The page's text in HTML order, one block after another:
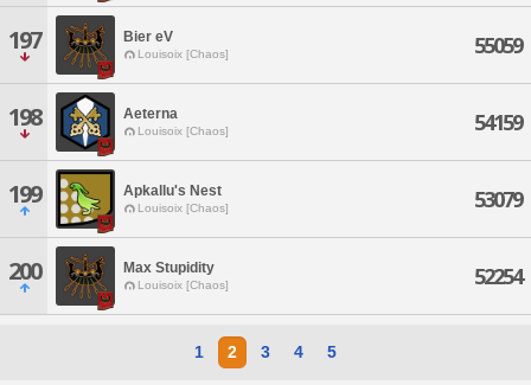
197 Bier eV
Louisoix [Chaos] 55059
198 Aeterna
Louisoix [Chaos] 54159
199 Apkallu's Nest
Louisoix [Chaos] 53079
200 Max Stupidity
Louisoix [Chaos] 52254
1 2 3 4 5